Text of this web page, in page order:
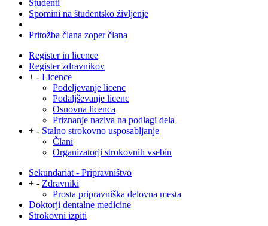
Študenti
Spomini na študentsko življenje
Pritožba člana zoper člana
Register in licence
Register zdravnikov
+ - Licence
Podeljevanje licenc
Podaljševanje licenc
Osnovna licenca
Priznanje naziva na podlagi dela
+ - Stalno strokovno usposabljanje
Člani
Organizatorji strokovnih vsebin
Sekundariat - Pripravništvo
+ - Zdravniki
Prosta pripravniška delovna mesta
Doktorji dentalne medicine
Strokovni izpiti